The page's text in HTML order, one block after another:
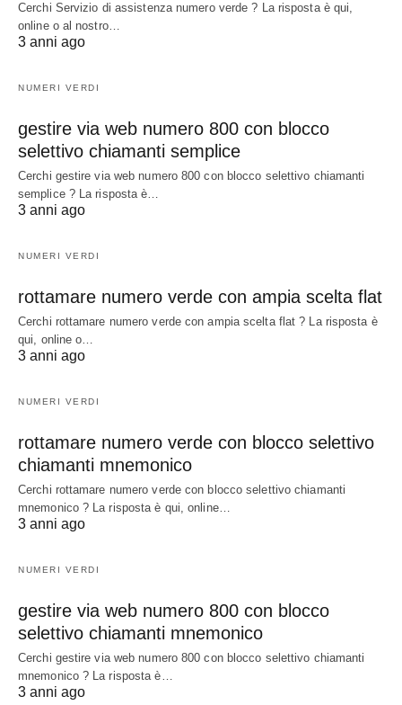
Cerchi Servizio di assistenza numero verde ? La risposta è qui,
online o al nostro…
3 anni ago
NUMERI VERDI
gestire via web numero 800 con blocco
selettivo chiamanti semplice
Cerchi gestire via web numero 800 con blocco selettivo chiamanti
semplice ? La risposta è…
3 anni ago
NUMERI VERDI
rottamare numero verde con ampia scelta flat
Cerchi rottamare numero verde con ampia scelta flat ? La risposta è
qui, online o…
3 anni ago
NUMERI VERDI
rottamare numero verde con blocco selettivo
chiamanti mnemonico
Cerchi rottamare numero verde con blocco selettivo chiamanti
mnemonico ? La risposta è qui, online…
3 anni ago
NUMERI VERDI
gestire via web numero 800 con blocco
selettivo chiamanti mnemonico
Cerchi gestire via web numero 800 con blocco selettivo chiamanti
mnemonico ? La risposta è…
3 anni ago